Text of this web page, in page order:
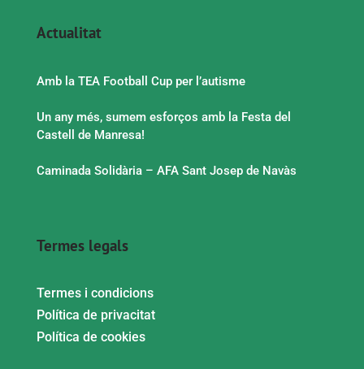
Actualitat
Amb la TEA Football Cup per l’autisme
Un any més, sumem esforços amb la Festa del
Castell de Manresa!
Caminada Solidària – AFA Sant Josep de Navàs
Termes legals
Termes i condicions
Política de privacitat
Política de cookies